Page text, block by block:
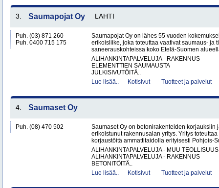
3. Saumapojat Oy LAHTI
Puh. (03) 871 260
Puh. 0400 715 175
Saumapojat Oy on lähes 55 vuoden
erikoisliike, joka toteuttaa vaativat saumaus- ja
saneerauskohteissa koko Etelä-Suomen
ALIHANKINTAPALVELUJA - RAKENNUS
ELEMENTTIEN SAUMAUSTA
JULKISIVUTÖITÄ..
Lue lisää..
Kotisivut Tuotteet ja palvelut
4. Saumaset Oy
Puh. (08) 470 502
Saumaset Oy on betonirakenteiden korjauksiin
erikoistunut rakennusalan yritys. Yritys
korjaustöitä ammattitaidolla erityisesti Pohjois-
ALIHANKINTAPALVELUJA - MUU TEOLLISUUS
ALIHANKINTAPALVELUJA - RAKENNUS
BETONITÖITÄ..
Lue lisää..
Kotisivut Tuotteet ja palvelut